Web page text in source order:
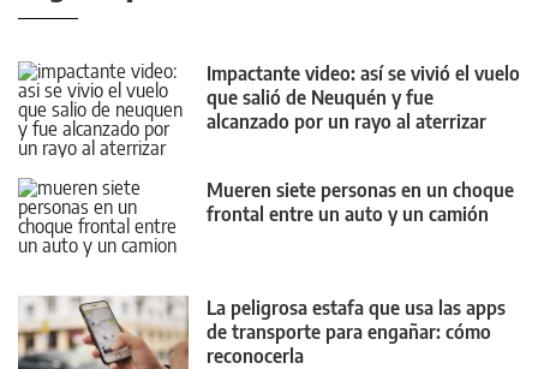
Impactante video: así se vivió el vuelo
que salió de Neuquén y fue
alcanzado por un rayo al aterrizar
Mueren siete personas en un choque
frontal entre un auto y un camión
La peligrosa estafa que usa las apps
de transporte para engañar: cómo
reconocerla